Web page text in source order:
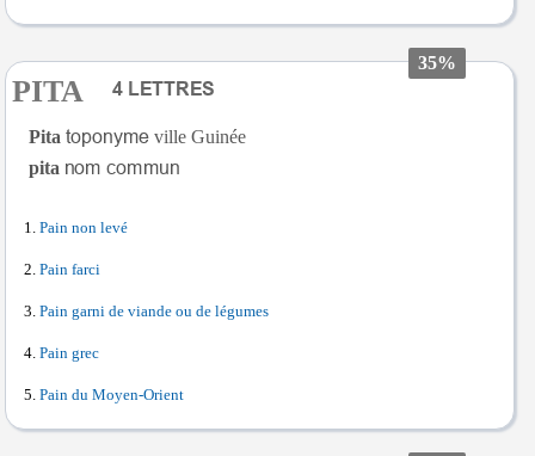
35%
PITA
Pita
ville Guinée
pita
Pain non levé
Pain farci
Pain garni de viande ou de légumes
Pain grec
Pain du Moyen-Orient